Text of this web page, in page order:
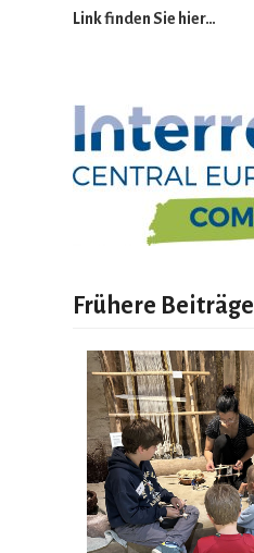
Link fin­den Sie hier…
Frühere Beiträge